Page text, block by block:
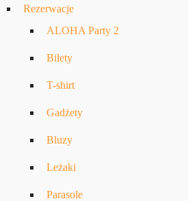
Rezerwacje
ALOHA Party 2
Bilety
T-shirt
Gadżety
Bluzy
Leżaki
Parasole